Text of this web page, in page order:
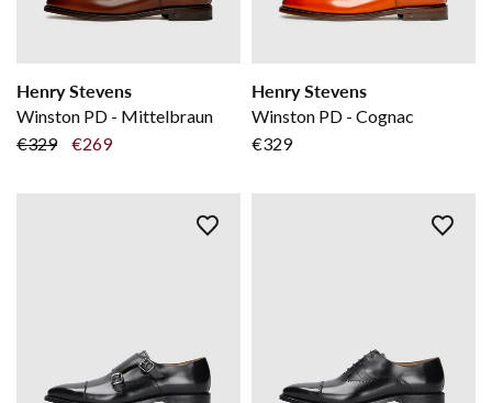
Henry Stevens
Winston PD - Mittelbraun
€329
€269
Henry Stevens
Winston PD - Cognac
€329